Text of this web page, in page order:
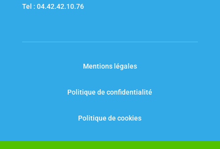
Tel : 04.42.42.10.76
Mentions légales
Politique de confidentialité
Politique de cookies